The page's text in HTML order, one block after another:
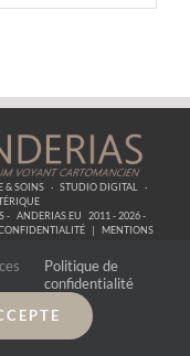
& SOINS · STUDIO DIGITAL
·
- ANDERIAS.EU
2011 - 2026 -
|
MENTIONS
Politique de
confidentialité